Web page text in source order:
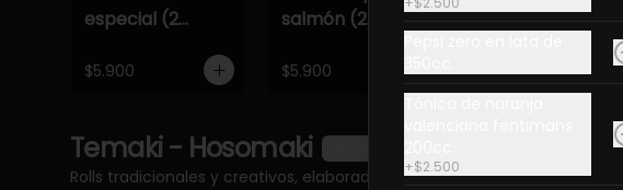
especial (2
$5.900
salmón (2
$5.900
especial (2
$5.900
Temaki - Hosomaki
Rolls tradicionales y creativos, elaborados al momento con
+$2.500